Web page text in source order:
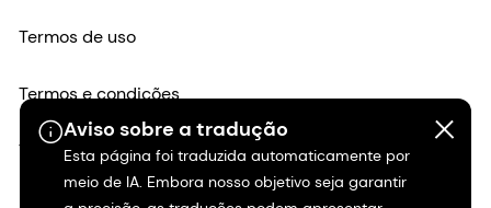
Aviso sobre a tradução
Esta página foi traduzida automaticamente por
meio de IA. Embora nosso objetivo seja garantir
Termos de uso
Termos e condições
Transparência na Califórnia